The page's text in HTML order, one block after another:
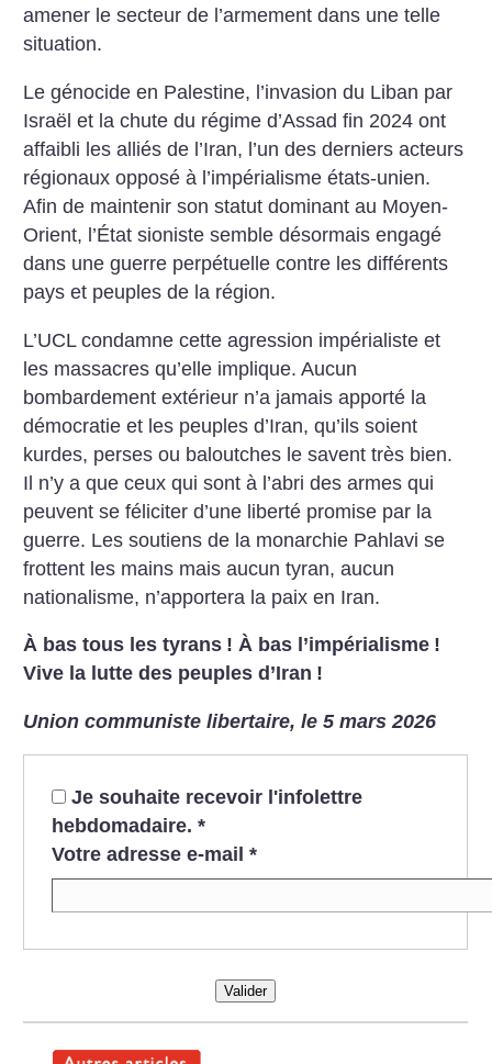
amener le secteur de l’armement dans une telle
situation.
Le génocide en Palestine, l’invasion du Liban par
Israël et la chute du régime d’Assad fin 2024 ont
affaibli les alliés de l’Iran, l’un des derniers acteurs
régionaux opposé à l’impérialisme états-unien.
Afin de maintenir son statut dominant au Moyen-
Orient, l’État sioniste semble désormais engagé
dans une guerre perpétuelle contre les différents
pays et peuples de la région.
L’UCL condamne cette agression impérialiste et
les massacres qu’elle implique. Aucun
bombardement extérieur n’a jamais apporté la
démocratie et les peuples d’Iran, qu’ils soient
kurdes, perses ou baloutches le savent très bien.
Il n’y a que ceux qui sont à l’abri des armes qui
peuvent se féliciter d’une liberté promise par la
guerre. Les soutiens de la monarchie Pahlavi se
frottent les mains mais aucun tyran, aucun
nationalisme, n’apportera la paix en Iran.
À bas tous les tyrans ! À bas l’impérialisme !
Vive la lutte des peuples d’Iran !
Union communiste libertaire, le 5 mars 2026
Je souhaite recevoir l'infolettre
hebdomadaire. *
Votre adresse e-mail *
Valider